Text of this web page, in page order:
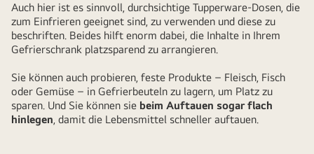
Auch hier ist es sinnvoll, durchsichtige Tupperware-Dosen, die
zum Einfrieren geeignet sind, zu verwenden und diese zu
beschriften. Beides hilft enorm dabei, die Inhalte in Ihrem
Gefrierschrank platzsparend zu arrangieren.
Sie können auch probieren, feste Produkte – Fleisch, Fisch
oder Gemüse – in Gefrierbeuteln zu lagern, um Platz zu
sparen. Und Sie können sie beim Auftauen sogar flach
hinlegen, damit die Lebensmittel schneller auftauen.